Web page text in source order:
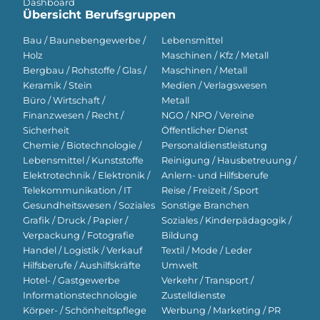
Dashboard
Übersicht Berufsgruppen
Bau / Baunebengewerbe /
Holz
Bergbau / Rohstoffe / Glas /
Keramik / Stein
Büro / Wirtschaft /
Finanzwesen / Recht /
Sicherheit
Chemie / Biotechnologie /
Lebensmittel / Kunststoffe
Elektrotechnik / Elektronik /
Telekommunikation / IT
Gesundheitswesen / Soziales
Grafik / Druck / Papier /
Verpackung / Fotografie
Handel / Logistik / Verkauf
Hilfsberufe / Aushilfskräfte
Hotel- / Gastgewerbe
Informationstechnologie
Körper- / Schönheitspflege
Lebensmittel
Maschinen / Kfz / Metall
Maschinen / Metall
Medien / Verlagswesen
Metall
NGO / NPO / Vereine
Öffentlicher Dienst
Personaldienstleistung
Reinigung / Hausbetreuung /
Anlern- und Hilfsberufe
Reise / Freizeit / Sport
Sonstige Branchen
Soziales / Kinderpädagogik /
Bildung
Textil / Mode / Leder
Umwelt
Verkehr / Transport /
Zustelldienste
Werbung / Marketing / PR